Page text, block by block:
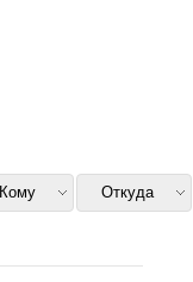
Кому Откуда